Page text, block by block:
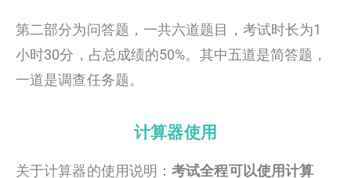
第二部分为问答题，一共六道题目，考试时长为1
小时30分，占总成绩的50%。其中五道是简答题，
一道是调查任务题。
计算器使用
关于计算器的使用说明：考试全程可以使用计算